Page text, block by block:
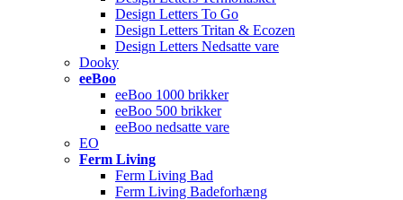
Design Letters To Go
Design Letters Tritan & Ecozen
Design Letters Nedsatte vare
Dooky
eeBoo
eeBoo 1000 brikker
eeBoo 500 brikker
eeBoo nedsatte vare
EO
Ferm Living
Ferm Living Bad
Ferm Living Badeforhæng